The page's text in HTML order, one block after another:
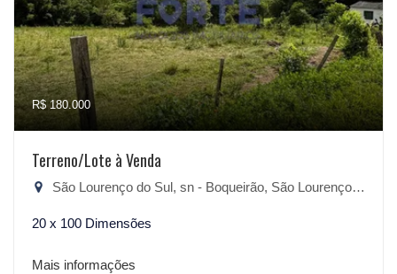
R$ 180.000
Terreno/Lote à Venda
São Lourenço do Sul, sn - Boqueirão, São Lourenço do Sul-RS
20 x 100 Dimensões
Mais informações